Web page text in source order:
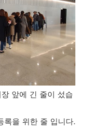
앞에 긴 줄이 섰습
록을 위한 줄 입니다.